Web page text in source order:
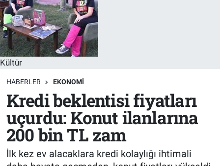
Kültür
HABERLER EKONOMI
Kredi beklentisi fiyatları
uçurdu: Konut ilanlarına
200 bin TL zam
İlk kez ev alacaklara kredi kolaylığı ihtimali
Sağlık
Spor
Tv Medya
KÜLTÜR SANAT